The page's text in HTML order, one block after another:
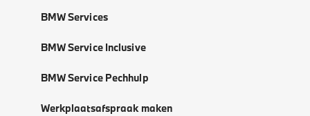
BMW Services
BMW Service Inclusive
BMW Service Pechhulp
Werkplaatsafspraak maken